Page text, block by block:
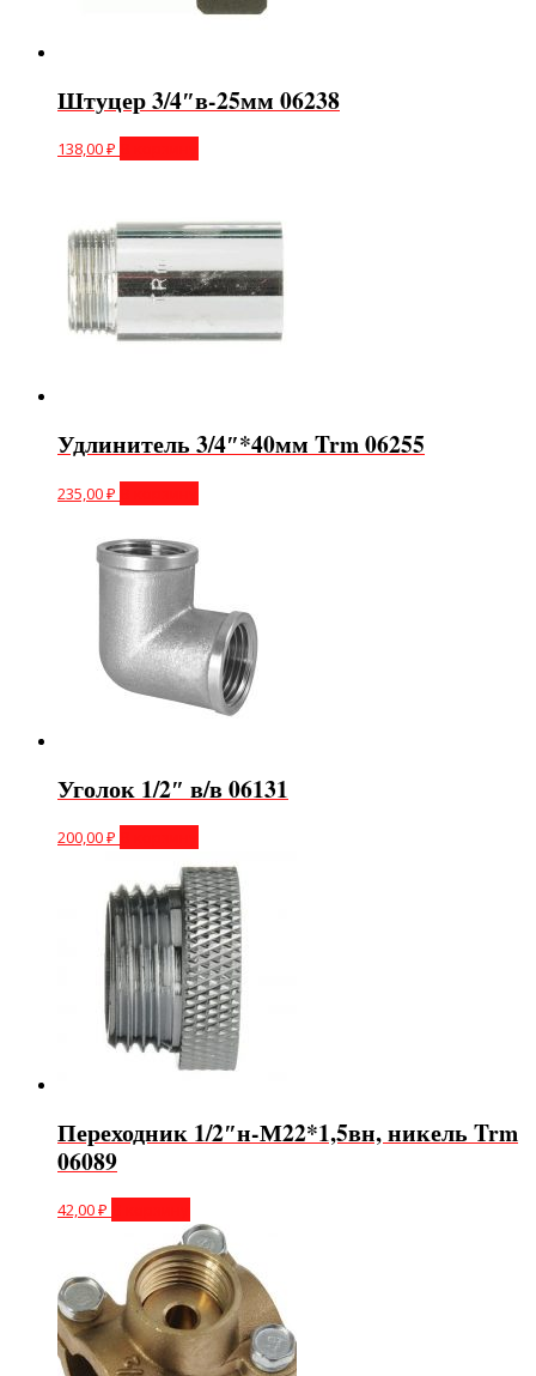
Штуцер 3/4″в-25мм 06238
138,00₽
Удлинитель 3/4″*40мм Trm 06255
235,00₽
Уголок 1/2″ в/в 06131
200,00₽
Переходник 1/2″н-М22*1,5вн, никель Trm
06089
42,00₽